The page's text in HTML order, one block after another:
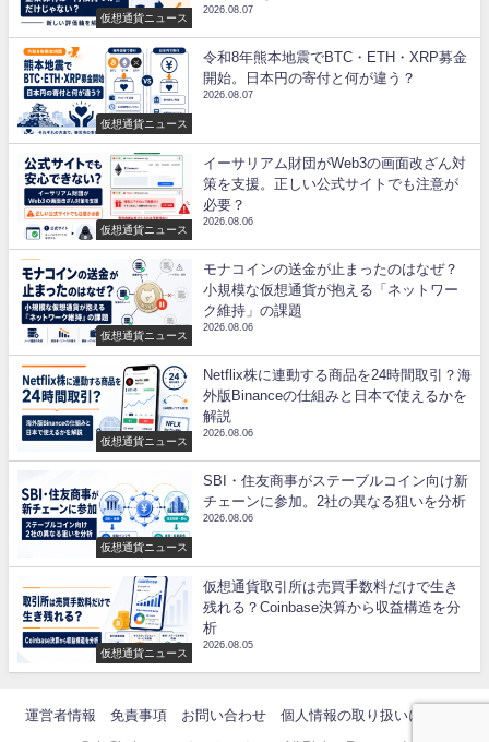
仮想通貨ニュース
2026.08.07
仮想通貨ニュース
令和8年熊本地震でBTC・ETH・XRP募金
開始。日本円の寄付と何が違う？
2026.08.07
仮想通貨ニュース
イーサリアム財団がWeb3の画面改ざん対
策を支援。正しい公式サイトでも注意が
必要？
2026.08.06
仮想通貨ニュース
モナコインの送金が止まったのはなぜ？
小規模な仮想通貨が抱える「ネットワー
ク維持」の課題
2026.08.06
仮想通貨ニュース
Netflix株に連動する商品を24時間取引？海
外版Binanceの仕組みと日本で使えるかを
解説
2026.08.06
仮想通貨ニュース
SBI・住友商事がステーブルコイン向け新
チェーンに参加。2社の異なる狙いを分析
2026.08.06
仮想通貨ニュース
仮想通貨取引所は売買手数料だけで生き
残れる？Coinbase決算から収益構造を分
析
2026.08.05
運営者情報 免責事項 お問い合わせ 個人情報の取り扱いについて